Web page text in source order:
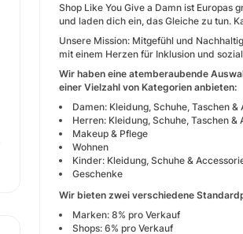
Shop Like You Give a Damn ist
und laden dich ein, das Gleiche zu tun.
Unsere Mission: Mitgefühl und
mit einem Herzen für Inklusion und
Wir haben eine atemberaubende
einer Vielzahl von Kategorien anbieten:
Damen: Kleidung, Schuhe, Taschen &
Herren: Kleidung, Schuhe, Taschen &
Makeup & Pflege
Wohnen
Kinder: Kleidung, Schuhe &
Geschenke
Wir bieten zwei verschiedene
Marken: 8% pro Verkauf
Shops: 6% pro Verkauf